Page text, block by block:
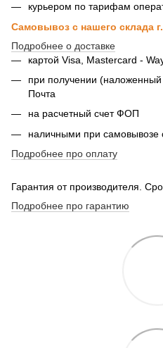
курьером по тарифам
Самовывоз с нашего склада
Подробнее о доставке
картой Visa, Mastercard -
при получении
Почта
на расчетный счет ФОП
наличными при самовывозе
Подробнее про оплату
Гарантия от производителя.
Подробнее про гарантию